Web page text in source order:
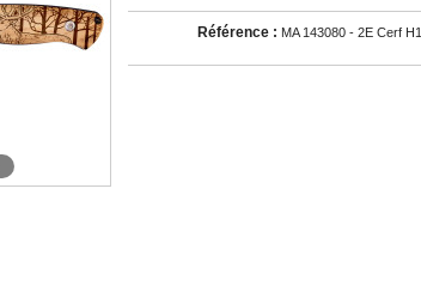
Référence : MA 143080 - 2E Cerf H1